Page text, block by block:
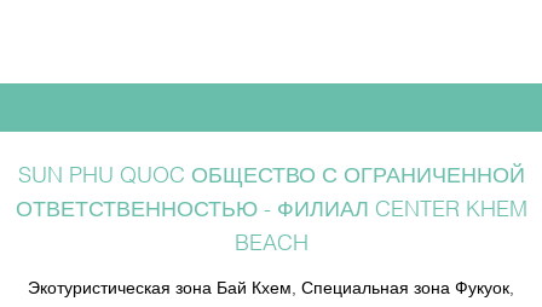
SUN PHU QUOC ОБЩЕСТВО С ОГРАНИЧЕННОЙ
ОТВЕТСТВЕННОСТЬЮ - ФИЛИАЛ CENTER KHEM
BEACH
Экотуристическая зона Бай Кхем, Специальная зона Фукуок,